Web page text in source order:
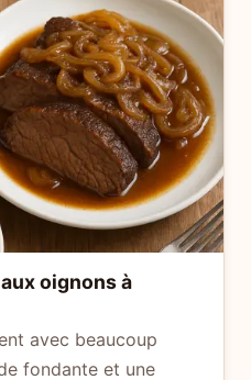
oignons à
avec beaucoup
fondante et une